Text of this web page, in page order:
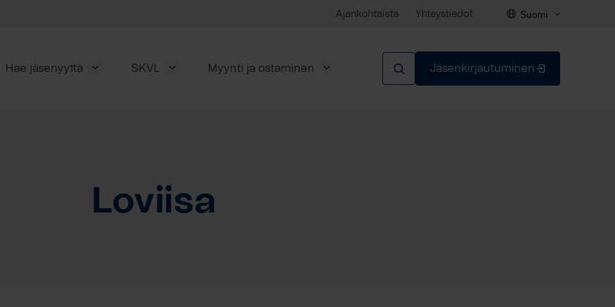
Ajankohtaista Yhteystiedot Suomi
Hae jäsenyyttä SKVL Myynti ja ostaminen Jäsenkirjautuminen
Loviisa